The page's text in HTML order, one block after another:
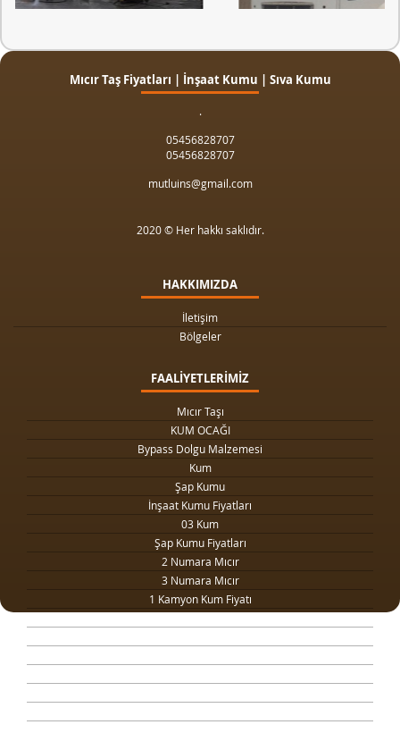
Mıcır Taş Fiyatları | İnşaat Kumu | Sıva Kumu
.
05456828707
05456828707
mutluins@gmail.com
2020 © Her hakkı saklıdır.
HAKKIMIZDA
İletişim
Bölgeler
FAALİYETLERİMİZ
Mıcır Taşı
KUM OCAĞI
Bypass Dolgu Malzemesi
Kum
Şap Kumu
İnşaat Kumu Fiyatları
03 Kum
Şap Kumu Fiyatları
2 Numara Mıcır
3 Numara Mıcır
1 Kamyon Kum Fiyatı